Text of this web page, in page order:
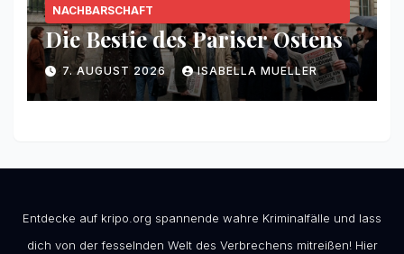
NACHBARSCHAFT
Die Bestie des Pariser Ostens
7. AUGUST 2026 ISABELLA MUELLER
Entdecke auf kripo.org spannende wahre Kriminalfälle und lass
dich von der fesselnden Welt des Verbrechens mitreißen! Hier